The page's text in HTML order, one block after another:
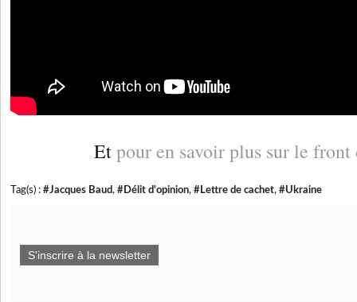
Etpour en savoir plus sur le front
Tag(s) : #Jacques Baud, #Délit d'opinion, #Lettre de cachet, #Ukraine
S'inscrire à la newsletter